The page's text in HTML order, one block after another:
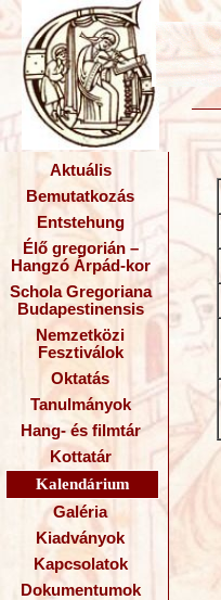
Aktuális
Bemutatkozás
Entstehung
Élő gregorián –
Hangzó Árpád-kor
Schola Gregoriana
Budapestinensis
Nemzetközi
Fesztiválok
Oktatás
Tanulmányok
Hang- és filmtár
Kottatár
Kalendárium
Galéria
Kiadványok
Kapcsolatok
Dokumentumok